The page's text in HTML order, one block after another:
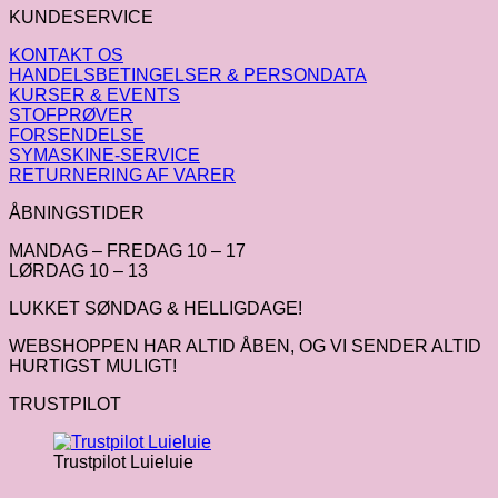
KUNDESERVICE
KONTAKT OS
HANDELSBETINGELSER & PERSONDATA
KURSER & EVENTS
STOFPRØVER
FORSENDELSE
SYMASKINE-SERVICE
RETURNERING AF VARER
ÅBNINGSTIDER
MANDAG – FREDAG 10 – 17
LØRDAG 10 – 13
LUKKET SØNDAG & HELLIGDAGE!
WEBSHOPPEN HAR ALTID ÅBEN, OG VI SENDER ALTID
HURTIGST MULIGT!
TRUSTPILOT
Trustpilot Luieluie